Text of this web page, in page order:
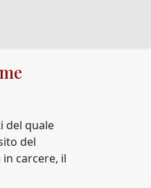
del quale
del
carcere, il